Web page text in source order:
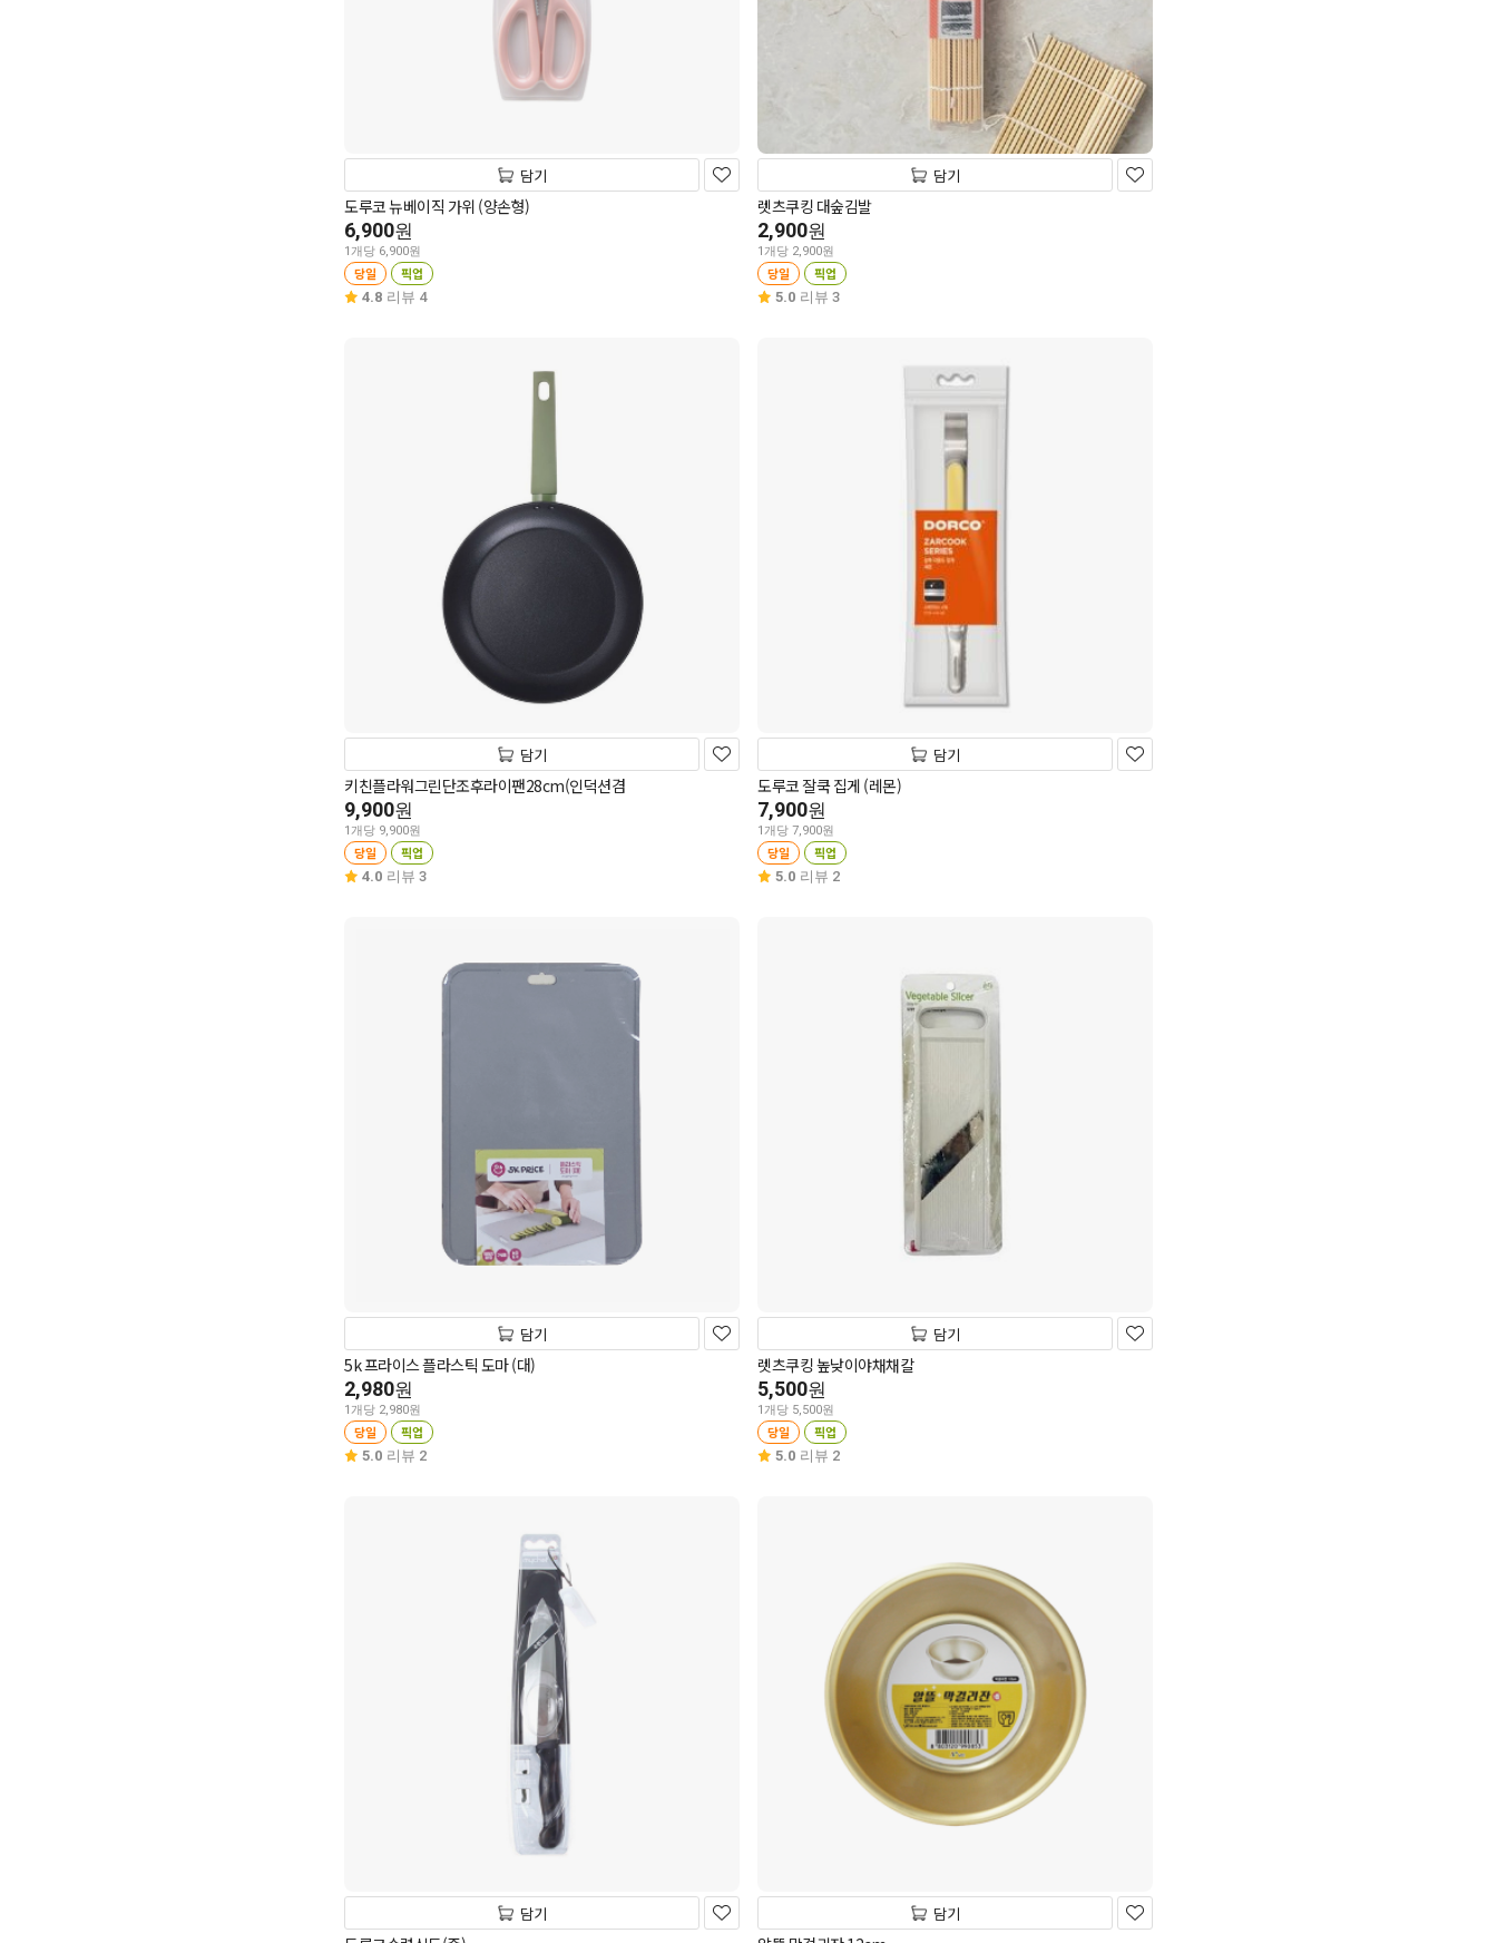
담기
도루코 뉴베이직 가위 (양손형)
6,900원
1개당 6,900원
당일 픽업
4.8 리뷰 4
담기
렛츠쿠킹 대숲김발
2,900원
1개당 2,900원
당일 픽업
5.0 리뷰 3
담기
키친플라워그린단조후라이팬28cm(인덕션겸
9,900원
1개당 9,900원
당일 픽업
4.0 리뷰 3
담기
도루코 잘쿡 집게 (레몬)
7,900원
1개당 7,900원
당일 픽업
5.0 리뷰 2
담기
5k 프라이스 플라스틱 도마 (대)
2,980원
1개당 2,980원
당일 픽업
5.0 리뷰 2
담기
렛츠쿠킹 높낮이야채채칼
5,500원
1개당 5,500원
당일 픽업
5.0 리뷰 2
담기 담기